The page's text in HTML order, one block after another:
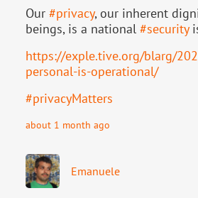
Our #privacy, our inherent
beings, is a national #security
https://exple.tive.org/blarg/
personal-is-operational/
#privacyMatters
about 1 month ago
Emanuele